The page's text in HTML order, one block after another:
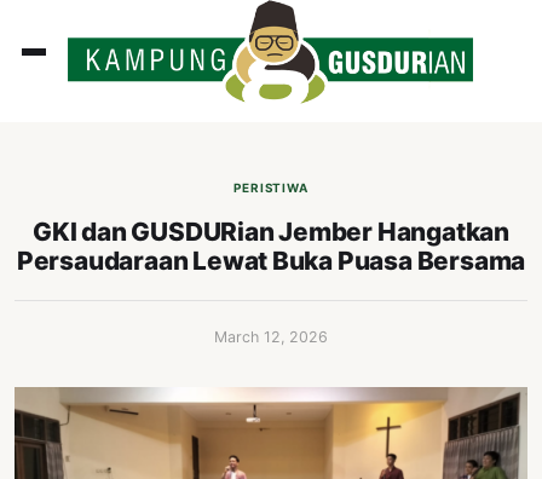
PERISTIWA
GKI dan GUSDURian Jember Hangatkan
Persaudaraan Lewat Buka Puasa Bersama
March 12, 2026